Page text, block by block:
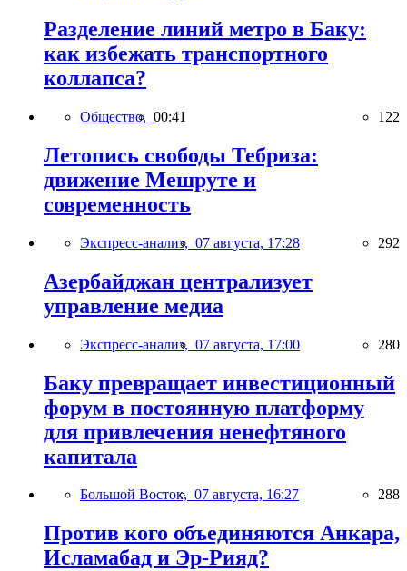
Разделение линий метро в Баку:
как избежать транспортного
коллапса?
Общество, 00:41 122
Летопись свободы Тебриза:
движение Мешруте и
современность
Экспресс-анализ, 07 августа, 17:28 292
Азербайджан централизует
управление медиа
Экспресс-анализ, 07 августа, 17:00 280
Баку превращает инвестиционный
форум в постоянную платформу
для привлечения ненефтяного
капитала
Большой Восток, 07 августа, 16:27 288
Против кого объединяются Анкара,
Исламабад и Эр-Рияд?